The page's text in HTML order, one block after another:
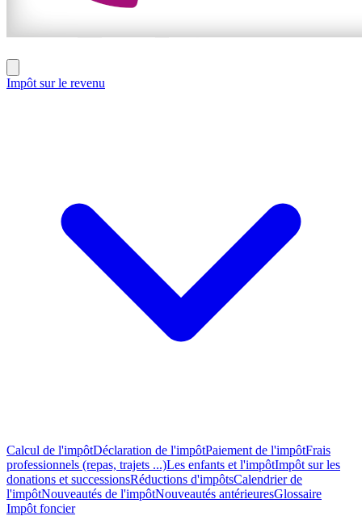
Impôt sur le revenu
Calcul de l'impôtDéclaration de l'impôtPaiement de l'impôtFrais
professionnels (repas, trajets ...)Les enfants et l'impôtImpôt sur les
donations et successionsRéductions d'impôtsCalendrier de
l'impôtNouveautés de l'impôtNouveautés antérieuresGlossaire
Impôt foncier